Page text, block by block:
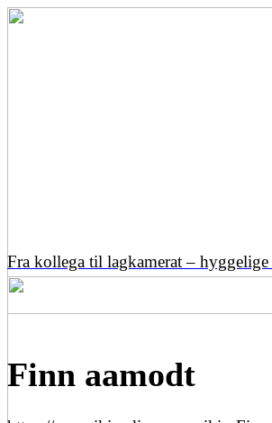
Fra kollega til lagkamerat –
Finn aamodt